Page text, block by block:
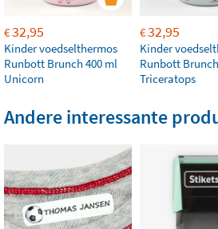
€32,95
Kinder voedselthermos
Runbott Brunch 400 ml
Unicorn
€32,95
Kinder
Runbott
Triceratops
Andere interessante